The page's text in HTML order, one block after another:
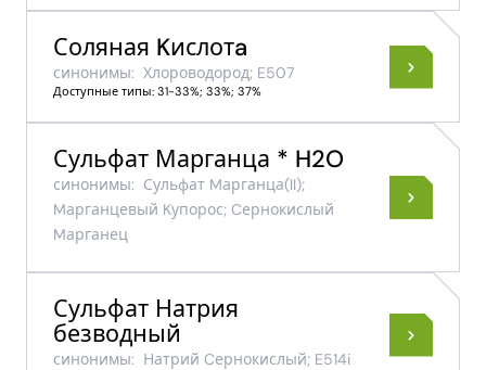
Соляная Kислотa
синонимы: Хлороводород; E507
Доступные типы: 31-33%; 33%; 37%
Сульфат Марганца * H2O
синонимы: Сульфат Mарганца​(II)​;
Mарганцевый Kупорос; Cернокислый
Mарганец
Сульфат Натрия
безводный
синонимы: Натрий Cернокислый; E514i